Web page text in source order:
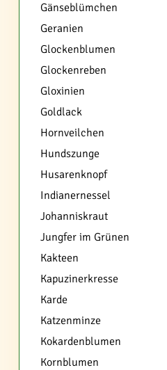
Gänseblümchen
Geranien
Glockenblumen
Glockenreben
Gloxinien
Goldlack
Hornveilchen
Hundszunge
Husarenknopf
Indianernessel
Johanniskraut
Jungfer im Grünen
Kakteen
Kapuzinerkresse
Karde
Katzenminze
Kokardenblumen
Kornblumen